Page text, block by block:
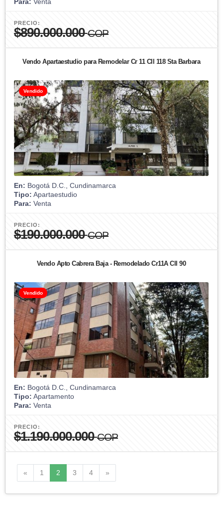
PRECIO:
$890.000.000COP
Vendo Apartaestudio para Remodelar Cr 11 Cll 118 Sta Barbara
Vendido
En: Bogotá D.C., Cundinamarca
Tipo: Apartaestudio
Para: Venta
PRECIO:
$190.000.000COP
Vendo Apto Cabrera Baja - Remodelado Cr11A Cll 90
Vendido
En: Bogotá D.C., Cundinamarca
Tipo: Apartamento
Para: Venta
PRECIO:
$1.190.000.000COP
« Anterior
1 2 3 4 »